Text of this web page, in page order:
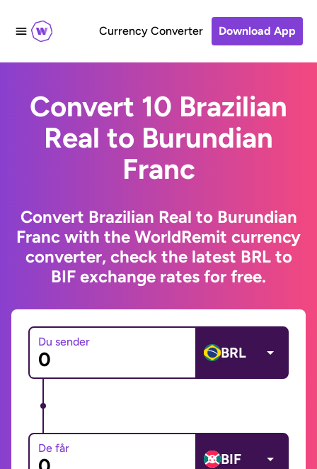
Currency Converter Download App
Convert 10 Brazilian
Real to Burundian
Franc
Convert Brazilian Real to Burundian
Franc with the WorldRemit currency
converter, check the latest BRL to
BIF exchange rates for free.
Du sender
BRL
De får
BIF